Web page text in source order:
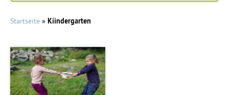
Startseite » Kiindergarten